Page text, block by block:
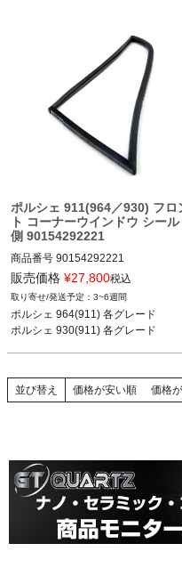
ポルシェ 911(964／930) フロ
ト コーナーウインドウ シー
側 90154292221
商品番号 90154292221
90154292221
ポルシェ 964(911) 各グレード 89-93
ポルシェ 930(911) 各グレード 78-89
販売価格 ¥27,800税込
3~6週間
ポルシェ 964(911) 各グレード
ポルシェ 930(911) 各グレード
並び替え 価格が安い順 価格